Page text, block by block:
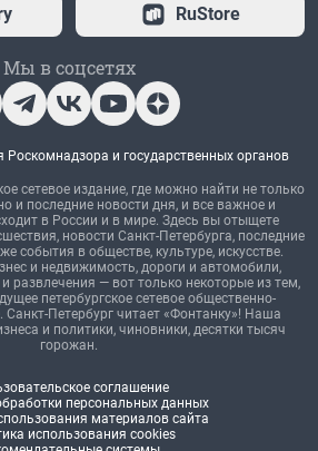
RuStore
Мы в соцсетях
Роскомнадзора и государственных органов
сетевое издание, где можно найти не только
и последние новости дня, и все важное и
в России и в мире. Здесь вы отыщете
новости Санкт-Петербурга, последние
события в обществе, культуре, искусстве.
и недвижимость, дороги и автомобили,
развлечения — вот только некоторые из тем,
петербургское сетевое общественно-
Санкт-Петербург читает «Фонтанку»! Наша
и политики, чиновники, десятки тысяч
горожан.
соглашение
персональных данных
материалов сайта
использования cookies